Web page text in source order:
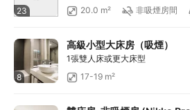
23
20.0 m²
非吸煙房間
8
高級小型大床房（吸煙）
1張雙人床或更大床型
17-19 m²